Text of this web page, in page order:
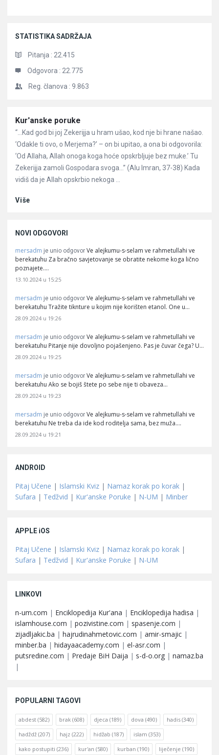
STATISTIKA SADRŽAJA
Pitanja : 22.415
Odgovora : 22.775
Reg. članova : 9.863
Članci
Kur'anske poruke
“…Kad god bi joj Zekerijja u hram ušao, kod nje bi hrane našao.
‘Odakle ti ovo, o Merjema?’ – on bi upitao, a ona bi odgovorila:
‘Od Allaha, Allah onoga koga hoće opskrbljuje bez muke.’ Tu
Zekerijja zamoli Gospodara svoga…” (Alu Imran, 37-38) Kada
vidiš da je Allah opskrbio nekoga ...
Više
NOVI ODGOVORI
mersadm je unio odgovor Ve alejkumu-s-selam ve rahmetullahi ve
berekatuhu Za bračno savjetovanje se obratite nekome koga lično
poznajete.…
13.10.2024 u 15:25
mersadm je unio odgovor Ve alejkumu-s-selam ve rahmetullahi ve
berekatuhu Tražite tiknture u kojim nije korišten etanol. One u…
28.09.2024 u 19:26
mersadm je unio odgovor Ve alejkumu-s-selam ve rahmetullahi ve
berekatuhu Pitanje nije dovoljno pojašenjeno. Pas je čuvar čega? U…
28.09.2024 u 19:25
mersadm je unio odgovor Ve alejkumu-s-selam ve rahmetullahi ve
berekatuhu Ako se bojiš štete po sebe nije ti obaveza…
28.09.2024 u 19:23
mersadm je unio odgovor Ve alejkumu-s-selam ve rahmetullahi ve
berekatuhu Ne treba da ide kod roditelja sama, bez muža.…
28.09.2024 u 19:21
ANDROID
Pitaj Učene | Islamski Kviz | Namaz korak po korak |
Sufara | Tedžvid | Kur'anske Poruke | N-UM | Minber
APPLE iOS
Pitaj Učene | Islamski Kviz | Namaz korak po korak |
Sufara | Tedžvid | Kur'anske Poruke | N-UM
LINKOVI
n-um.com | Enciklopedija Kur'ana | Enciklopedija hadisa |
islamhouse.com | pozivistine.com | spasenje.com |
zijadljakic.ba | hajrudinahmetovic.com | amir-smajic |
minber.ba | hidayaacademy.com | el-asr.com |
putsredine.com | Predaje BiH Daija | s-d-o.org | namaz.ba
|
POPULARNI TAGOVI
abdest (582) brak (608) djeca (189) dova (490) hadis (340)
hadždž (207) hajz (222) hidžab (187) islam (353)
kako postupiti (236) kur'an (580) kurban (190) liječenje (190)